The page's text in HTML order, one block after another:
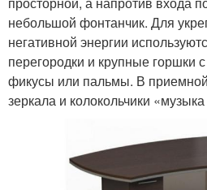
небольшой фонтанчик. Для
негативной энергии
перегородки и крупные горшки
фикусы или пальмы. В
зеркала и колокольчики